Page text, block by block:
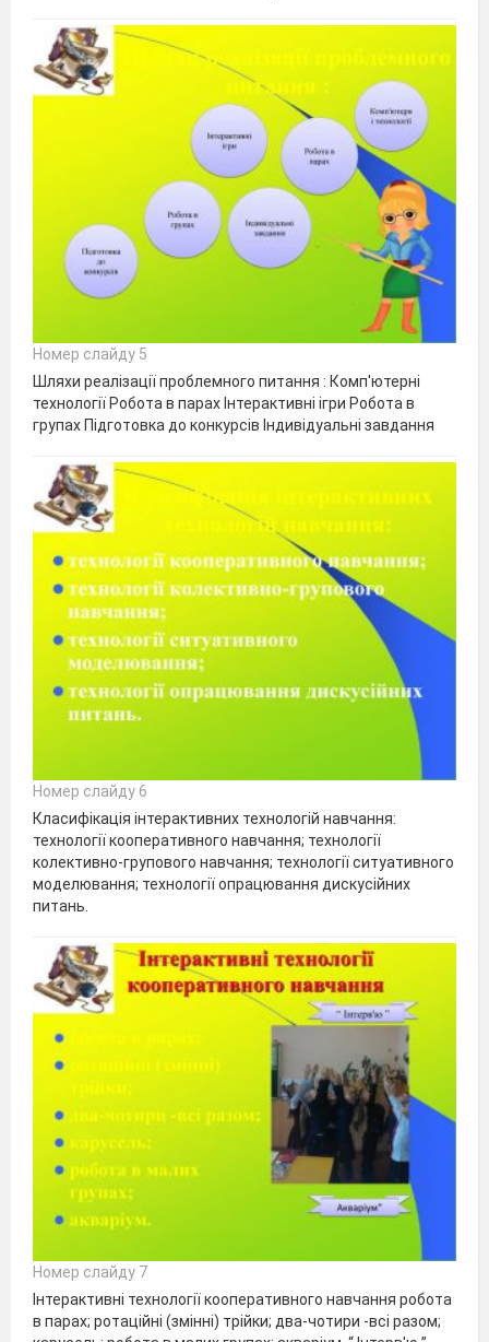
Номер слайду 5
Шляхи реалізації проблемного питання : Комп'ютерні
технології Робота в парах Інтерактивні ігри Робота в
групах Підготовка до конкурсів Індивідуальні завдання
Номер слайду 6
Класифікація інтерактивних технологій навчання:
технології кооперативного навчання; технології
колективно-групового навчання; технології ситуативного
моделювання; технології опрацювання дискусійних
питань.
Номер слайду 7
Інтерактивні технології кооперативного навчання робота
в парах; ротаційні (змінні) трійки; два-чотири -всі разом;